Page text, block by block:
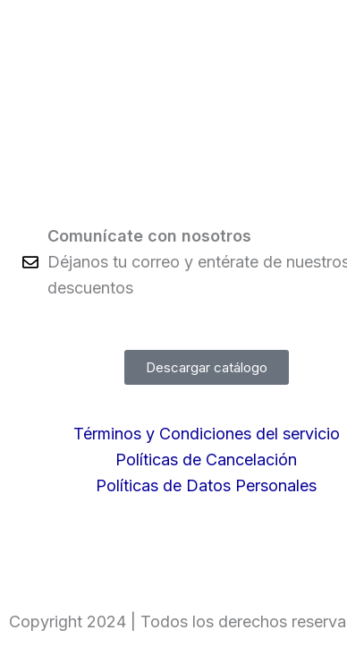
Comunícate con nosotros
Déjanos tu correo y entérate de
descuentos
Descargar catálogo
Términos y Condiciones del servicio
Políticas de Cancelación
Políticas de Datos Personales
Copyright 2024 | Todos los derechos